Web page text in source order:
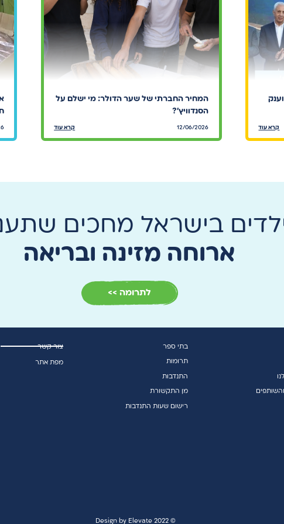
קרא עוד
המחיר החברתי של שער הדולר: מי ישלם על
הסנדוויץ׳?
12/06/2026 קרא עוד
בישראל מחכים
ארוחה מזינה ובריאה
לתרומה >>
בתי ספר
תרומות
התנדבות
מן התקשורת
רישום שעות התנדבות
צור קשר
מפת אתר
© 2022 Design by Elevate